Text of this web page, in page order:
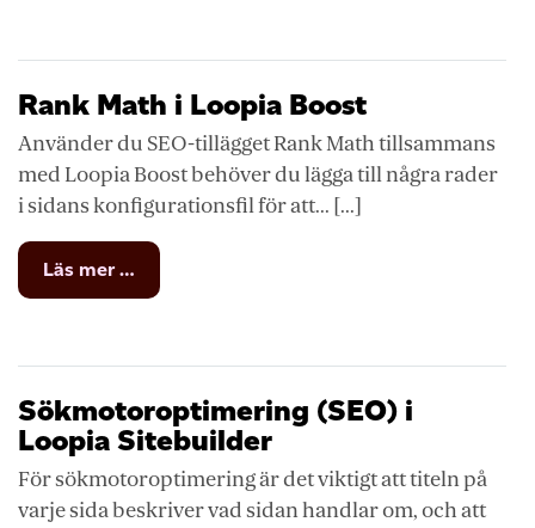
frågor
svar
Rank Math i Loopia Boost
Använder du SEO-tillägget Rank Math tillsammans
med Loopia Boost behöver du lägga till några rader
i sidans konfigurationsfil för att... [...]
Läs mer …
Rank
Loopia
Sökmotoroptimering (SEO) i
Loopia Sitebuilder
För sökmotoroptimering är det viktigt att titeln på
varje sida beskriver vad sidan handlar om, och att